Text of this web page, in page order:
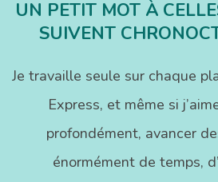
UN PETIT MOT À
SUIVENT
Je travaille seule sur chaque
Express, et même si
profondément, avancer
énormément de temps,